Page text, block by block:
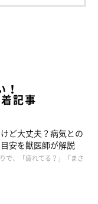
い場合は、視線を外
れています。ただ
記事
ど大丈夫？病気との
安を獣医師が解説
で、「疲れてる？」「まさ